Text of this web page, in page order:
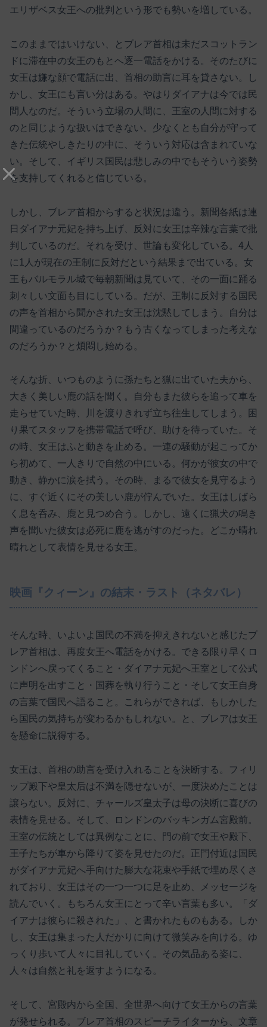
エリザベス女王への批判という形でも勢いを増している。
このままではいけない、とブレア首相は未だスコットラン
ドに滞在中の女王のもとへ逐一電話をかける。そのたびに
女王は嫌な顔で電話に出、首相の助言に耳を貸さない。し
かし、女王にも言い分はある。やはりダイアナは今では民
間人なのだ。そういう立場の人間に、王室の人間に対する
のと同じような扱いはできない。少なくとも自分が守って
きた伝統やしきたりの中に、そういう対応は含まれていな
い。そして、イギリス国民は悲しみの中でもそういう姿勢
を支持してくれると信じている。
しかし、ブレア首相からすると状況は違う。新聞各紙は連
日ダイアナ元妃を持ち上げ、反対に女王は辛辣な言葉で批
判しているのだ。それを受け、世論も変化している。4人
に1人が現在の王制に反対だという結果まで出ている。女
王もバルモラル城で毎朝新聞は見ていて、その一面に踊る
刺々しい文面も目にしている。だが、王制に反対する国民
の声を首相から聞かされた女王は沈黙してしまう。自分は
間違っているのだろうか？もう古くなってしまった考えな
のだろうか？と煩悶し始める。
そんな折、いつものように孫たちと猟に出ていた夫から、
大きく美しい鹿の話を聞く。自分もまた彼らを追って車を
走らせていた時、川を渡りきれず立ち往生してしまう。困
り果てスタッフを携帯電話で呼び、助けを待っていた。そ
の時、女王はふと動きを止める。一連の騒動が起こってか
ら初めて、一人きりで自然の中にいる。何かが彼女の中で
動き、静かに涙を拭う。その時、まるで彼女を見守るよう
に、すぐ近くにその美しい鹿が佇んでいた。女王はしばら
く息を呑み、鹿と見つめ合う。しかし、遠くに猟犬の鳴き
声を聞いた彼女は必死に鹿を逃がすのだった。どこか晴れ
晴れとして表情を見せる女王。
映画『クィーン』の結末・ラスト（ネタバレ）
そんな時、いよいよ国民の不満を抑えきれないと感じたブ
レア首相は、再度女王へ電話をかける。できる限り早くロ
ンドンへ戻ってくること・ダイアナ元妃へ王室として公式
に声明を出すこと・国葬を執り行うこと・そして女王自身
の言葉で国民へ語ること。これらができれば、もしかした
ら国民の気持ちが変わるかもしれない。と、ブレアは女王
を懸命に説得する。
女王は、首相の助言を受け入れることを決断する。フィリ
ップ殿下や皇太后は不満を隠せないが、一度決めたことは
譲らない。反対に、チャールズ皇太子は母の決断に喜びの
表情を見せる。そして、ロンドンのバッキンガム宮殿前。
王室の伝統としては異例なことに、門の前で女王や殿下、
王子たちが車から降りて姿を見せたのだ。正門付近は国民
がダイアナ元妃へ手向けた膨大な花束や手紙で埋め尽くさ
れており、女王はその一つ一つに足を止め、メッセージを
読んでいく。もちろん女王にとって辛い言葉も多い。「ダ
イアナは彼らに殺された」、と書かれたものもある。しか
し、女王は集まった人だかりに向けて微笑みを向ける。ゆ
っくり歩いて人々に目礼していく。その気品ある姿に、
人々は自然と礼を返すようになる。
そして、宮殿内から全国、全世界へ向けて女王からの言葉
が発せられる。ブレア首相のスピーチライターから、文章